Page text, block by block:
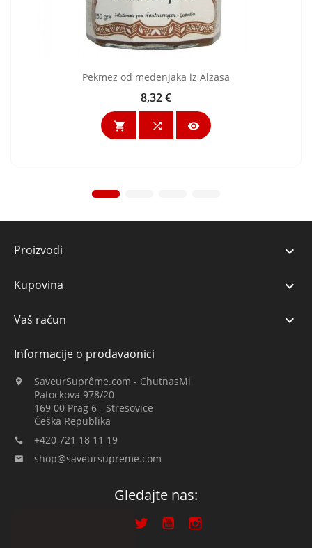
Pekmez od medenjaka iz Alzasa
Cijena
8,32 €
  
Proizvodi 
Kupovina 
Vaš račun 
Informacije o prodavaonici

SaveurSuprême.com - ChutnasMi
Patockova 978/20
169 00 Prag 6 - Stresovice
Češka Republika
 +420 721 18 11 19
 shop@saveursupreme.com
Gledajte nas: